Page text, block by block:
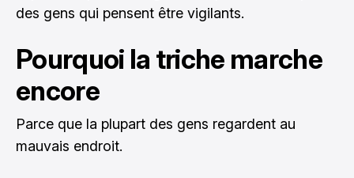
des gens qui pensent être vigilants.
Pourquoi la triche marche
encore
Parce que la plupart des gens regardent au
mauvais endroit.